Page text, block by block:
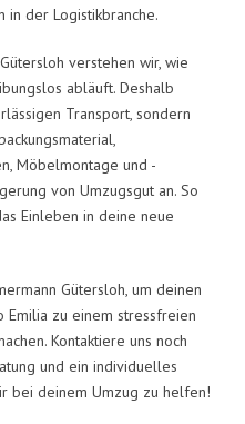
in der Logistikbranche.
verstehen wir, wie
abläuft. Deshalb
Transport, sondern
Möbelmontage und -
von Umzugsgut an. So
Einleben in deine neue
Gütersloh, um deinen
Emilia zu einem stressfreien
Kontaktiere uns noch
und ein individuelles
bei deinem Umzug zu helfen!